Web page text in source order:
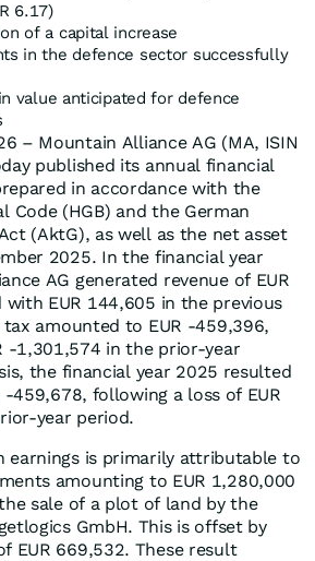
6.17)
of a capital increase
in the defence sector successfully
value anticipated for defence
– Mountain Alliance AG (MA, ISIN
published its annual financial
in accordance with the
Code (HGB) and the German
(AktG), as well as the net asset
2025. In the financial year
AG generated revenue of EUR
EUR 144,605 in the previous
amounted to EUR -459,396,
-1,301,574 in the prior-year
the financial year 2025 resulted
-459,678, following a loss of EUR
year period.
earnings is primarily attributable to
amounting to EUR 1,280,000
sale of a plot of land by the
GmbH. This is offset by
EUR 669,532. These result